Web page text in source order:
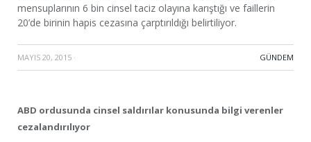
mensuplarının 6 bin cinsel taciz olayına karıştığı ve faillerin
20’de birinin hapis cezasına çarptırıldığı belirtiliyor.
MAYIS 20, 2015 · GÜNDEM
ABD ordusunda cinsel saldırılar konusunda bilgi verenler
cezalandırılıyor